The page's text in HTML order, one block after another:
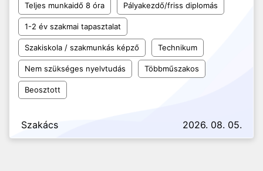
Teljes munkaidő 8 óra Pályakezdő/friss diplomás
1-2 év szakmai tapasztalat
Szakiskola / szakmunkás képző Technikum
Nem szükséges nyelvtudás Többműszakos
Beosztott
Szakács 2026. 08. 05.